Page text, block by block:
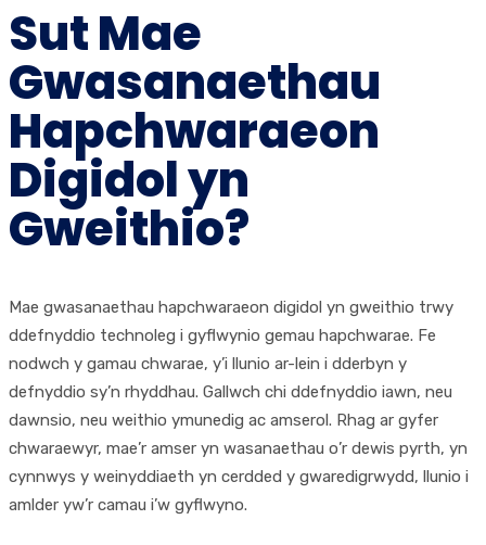
Sut Mae
Gwasanaethau
Hapchwaraeon
Digidol yn
Gweithio?
Mae gwasanaethau hapchwaraeon digidol yn gweithio trwy
ddefnyddio technoleg i gyflwynio gemau hapchwarae. Fe
nodwch y gamau chwarae, y’i llunio ar-lein i dderbyn y
defnyddio sy’n rhyddhau. Gallwch chi ddefnyddio iawn, neu
dawnsio, neu weithio ymunedig ac amserol. Rhag ar gyfer
chwaraewyr, mae’r amser yn wasanaethau o’r dewis pyrth, yn
cynnwys y weinyddiaeth yn cerdded y gwaredigrwydd, llunio i
amlder yw’r camau i’w gyflwyno.